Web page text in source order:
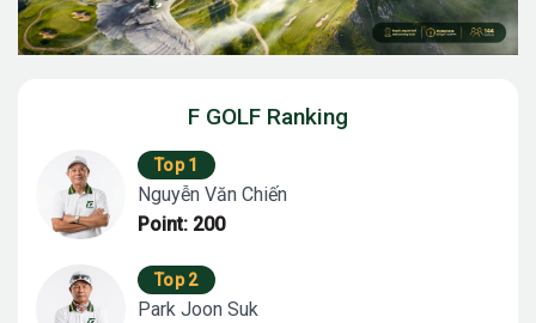
F GOLF Ranking
Top 1
Nguyễn Văn Chiến
Point: 200
Top 2
Park Joon Suk